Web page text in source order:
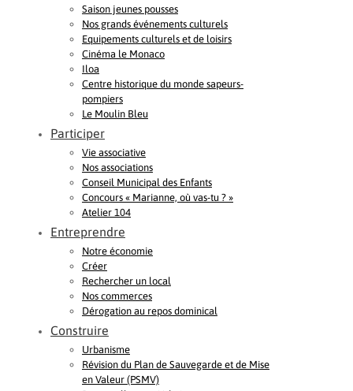
Saison jeunes pousses
Nos grands événements culturels
Equipements culturels et de loisirs
Cinéma le Monaco
Iloa
Centre historique du monde sapeurs-
pompiers
Le Moulin Bleu
Participer
Vie associative
Nos associations
Conseil Municipal des Enfants
Concours « Marianne, où vas-tu ? »
Atelier 104
Entreprendre
Notre économie
Créer
Rechercher un local
Nos commerces
Dérogation au repos dominical
Construire
Urbanisme
Révision du Plan de Sauvegarde et de Mise
en Valeur (PSMV)